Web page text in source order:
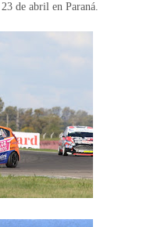
de abril en Paraná.